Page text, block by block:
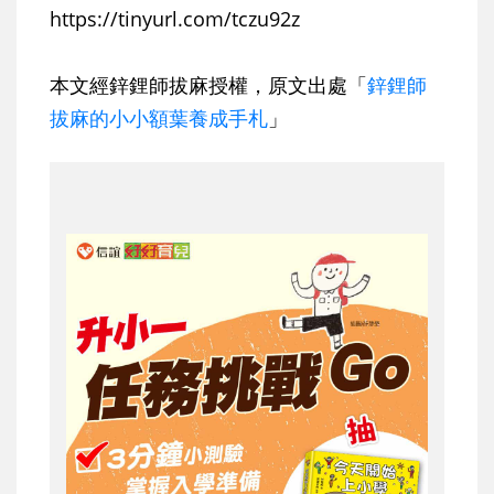
https://tinyurl.com/tczu92z
本文經鋅鋰師拔麻授權，原文出處「鋅鋰師
拔麻的小小額葉養成手札 」